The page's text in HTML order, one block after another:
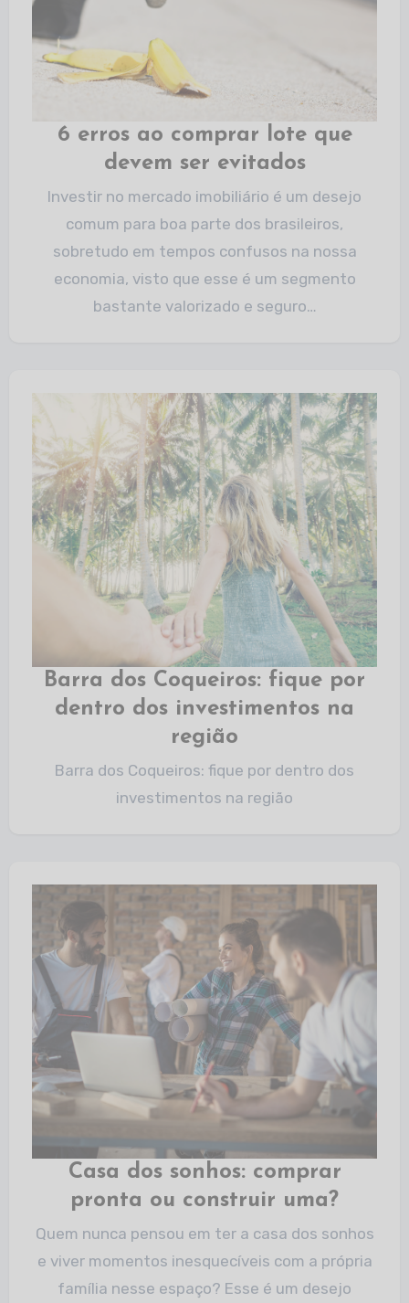
6 erros ao comprar lote que
devem ser evitados
Investir no mercado imobiliário é um desejo
comum para boa parte dos brasileiros,
sobretudo em tempos confusos na nossa
economia, visto que esse é um segmento
bastante valorizado e seguro…
Barra dos Coqueiros: fique por
dentro dos investimentos na
região
Barra dos Coqueiros: fique por dentro dos
investimentos na região
Casa dos sonhos: comprar
pronta ou construir uma?
Quem nunca pensou em ter a casa dos sonhos
e viver momentos inesquecíveis com a própria
família nesse espaço? Esse é um desejo